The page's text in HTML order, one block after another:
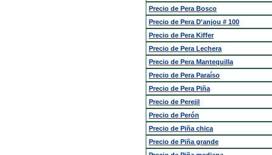
Precio de Pera Bosco
Precio de Pera D'anjou # 100
Precio de Pera Kiffer
Precio de Pera Lechera
Precio de Pera Mantequilla
Precio de Pera Paraíso
Precio de Pera Piña
Precio de Perejil
Precio de Perón
Precio de Piña chica
Precio de Piña grande